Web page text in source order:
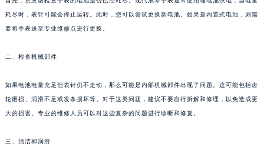
耗尽时，表针可能会停止运转。此时，您可以尝试更换新电池。如果是内置式电池，则需
要将手表送至专业维修点进行更换。
二、检查机械部件
如果电池电量充足但表针仍不走动，那么可能是内部机械部件出现了问题。这可能包括齿
轮磨损、润滑不足或发条损坏等。对于这类问题，建议不要自行拆解和修理，以免造成更
大的损害。专业的维修人员可以对这些复杂的问题进行诊断和修复。
三、清洁和润滑